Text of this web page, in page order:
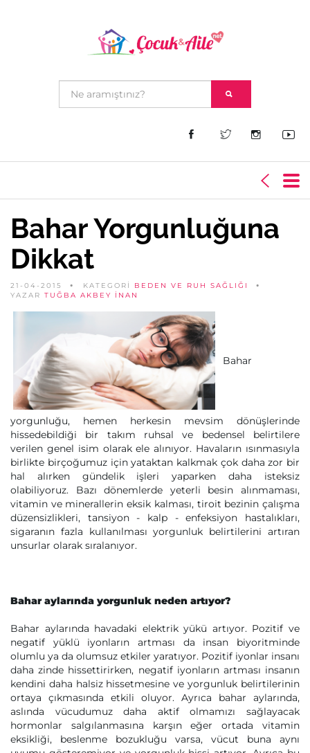
Bahar Yorgunluğuna
Dikkat
21-04-2015 KATEGORİ BEDEN VE RUH SAĞLIĞI
YAZAR TUĞBA AKBEY İNAN
Bahar
yorgunluğu, hemen herkesin mevsim dönüşlerinde
hissedebildiği bir takım ruhsal ve bedensel belirtilere
verilen genel isim olarak ele alınıyor. Havaların ısınmasıyla
birlikte birçoğumuz için yataktan kalkmak çok daha zor bir
hal alırken gündelik işleri yaparken daha isteksiz
olabiliyoruz. Bazı dönemlerde yeterli besin alınmaması,
vitamin ve minerallerin eksik kalması, tiroit bezinin çalışma
düzensizlikleri, tansiyon - kalp - enfeksiyon hastalıkları,
sigaranın fazla kullanılması yorgunluk belirtilerini artıran
unsurlar olarak sıralanıyor.
Bahar aylarında yorgunluk neden artıyor?
Bahar aylarında havadaki elektrik yükü artıyor. Pozitif ve
negatif yüklü iyonların artması da insan biyoritminde
olumlu ya da olumsuz etkiler yaratıyor. Pozitif iyonlar insanı
daha zinde hissettirirken, negatif iyonların artması insanın
kendini daha halsiz hissetmesine ve yorgunluk belirtilerinin
ortaya çıkmasında etkili oluyor. Ayrıca bahar aylarında,
aslında vücudumuz daha aktif olmamızı sağlayacak
hormonlar salgılanmasına karşın eğer ortada vitamin
eksikliği, beslenme bozukluğu varsa, vücut buna aynı